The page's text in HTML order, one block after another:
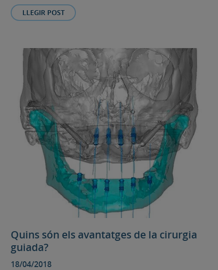
LLEGIR POST
Quins són els avantatges de la cirurgia
guiada?
18/04/2018